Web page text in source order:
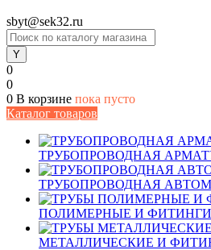
sbyt@sek32.ru
0
0
0 В корзине пока пусто
Каталог товаров
ТРУБОПРОВОДНАЯ
ТРУБОПРОВОДНАЯ
ПОЛИМЕРНЫЕ И ФИТИНГИ
МЕТАЛЛИЧЕСКИЕ И